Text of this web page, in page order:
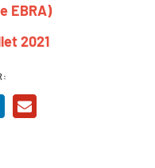
EBRA)
2021
: